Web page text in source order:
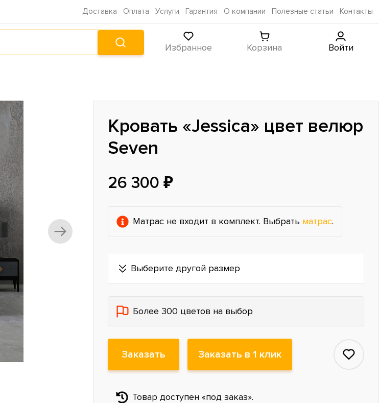
Доставка Оплата Услуги Гарантия О компании Полезные статьи Контакты
Избранное Корзина Войти
Кровать «Jessica» цвет велюр
Seven
26 300 ₽
Матрас не входит в комплект. Выбрать матрас.
Выберите другой размер
Более 300 цветов на выбор
Заказать Заказать в 1 клик
Товар доступен «под заказ».